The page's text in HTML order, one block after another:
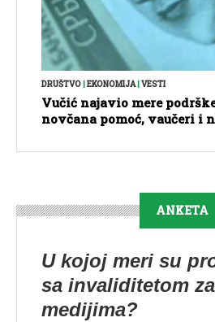
DRUŠTVO EKONOMIJA| VESTI
Vučić najavio mere
novčana pomoć, vaučeri i
ANKETA
U kojoj meri su
sa invaliditetom
medijima?